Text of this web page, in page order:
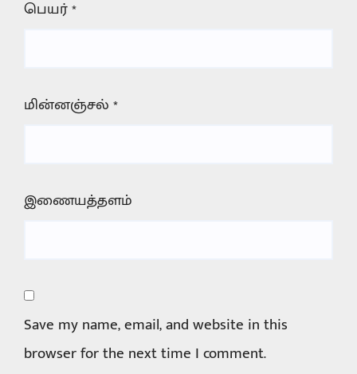
பெயர்*
மின்னஞ்சல்*
இணையத்தளம்
Save my name, email, and website in this
browser for the next time I comment.